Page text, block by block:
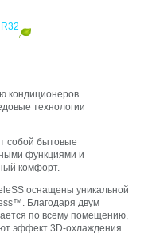
кондиционеров
технологии
собой бытовые
функциями и
комфорт.
оснащены уникальной
Благодаря двум
по всему помещению,
эффект 3D-охлаждения.